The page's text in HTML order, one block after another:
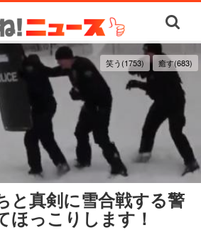
笑う(1753) 癒す(683)
と真剣に雪合戦する警
ほっこりします！